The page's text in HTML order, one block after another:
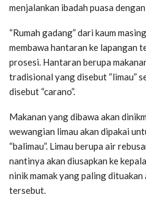
menjalankan ibadah puasa
“Rumah gadang” dari kaum
membawa hantaran ke lapangan
prosesi. Hantaran berupa
tradisional yang disebut “limau”
disebut “carano”.
Makanan yang dibawa akan
wewangian limau akan dipakai
“balimau”. Limau berupa air
nantinya akan diusapkan ke
ninik mamak yang paling
tersebut.